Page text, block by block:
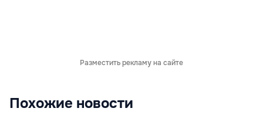
Разместить рекламу на сайте
Похожие новости